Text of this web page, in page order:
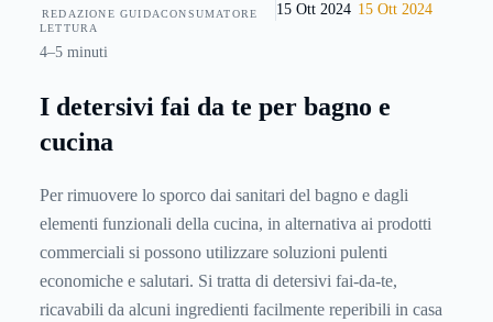
della cucina.
REDAZIONE GUIDACONSUMATORE 15 Ott 2024 15 Ott 2024
LETTURA
4–5 minuti
I detersivi fai da te per bagno e
cucina
Per rimuovere lo sporco dai sanitari del bagno e dagli
elementi funzionali della cucina, in alternativa ai prodotti
commerciali si possono utilizzare soluzioni pulenti
economiche e salutari. Si tratta di detersivi fai-da-te,
ricavabili da alcuni ingredienti facilmente reperibili in casa